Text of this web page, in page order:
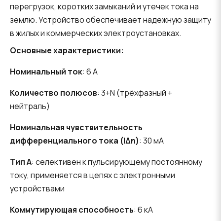
перегрузок, коротких замыканий и утечек тока на
землю. Устройство обеспечивает надежную защиту
в жилых и коммерческих электроустановках.
Основные характеристики:
Номинальный ток: 6 А
Количество полюсов: 3+N (трёхфазный +
нейтраль)
Номинальная чувствительность
дифференциального тока (IΔn): 30 мА
Тип А: селективен к пульсирующему постоянному
току, применяется в цепях с электронными
устройствами
Коммутирующая способность: 6 кА